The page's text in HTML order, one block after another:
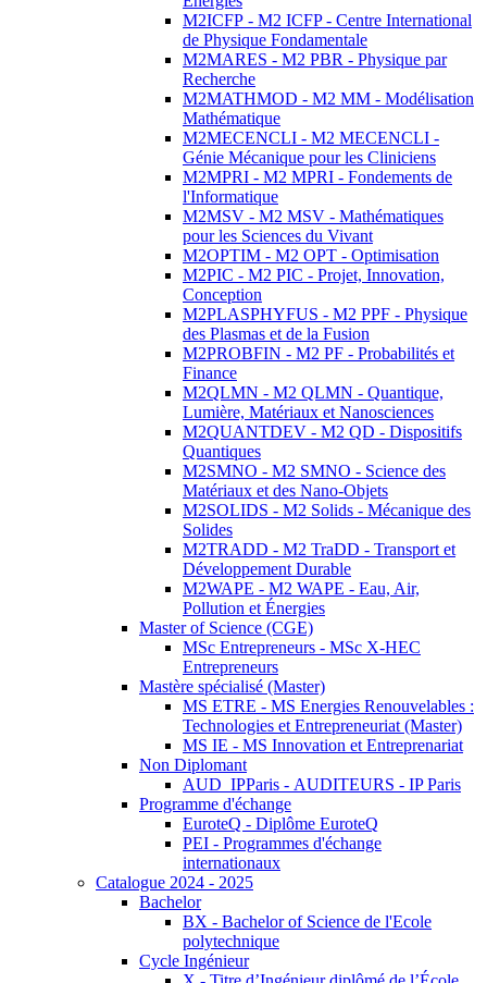
M2ICFP - M2 ICFP - Centre International
de Physique Fondamentale
M2MARES - M2 PBR - Physique par
Recherche
M2MATHMOD - M2 MM - Modélisation
Mathématique
M2MECENCLI - M2 MECENCLI -
Génie Mécanique pour les Cliniciens
M2MPRI - M2 MPRI - Fondements de
l'Informatique
M2MSV - M2 MSV - Mathématiques
pour les Sciences du Vivant
M2OPTIM - M2 OPT - Optimisation
M2PIC - M2 PIC - Projet, Innovation,
Conception
M2PLASPHYFUS - M2 PPF - Physique
des Plasmas et de la Fusion
M2PROBFIN - M2 PF - Probabilités et
Finance
M2QLMN - M2 QLMN - Quantique,
Lumière, Matériaux et Nanosciences
M2QUANTDEV - M2 QD - Dispositifs
Quantiques
M2SMNO - M2 SMNO - Science des
Matériaux et des Nano-Objets
M2SOLIDS - M2 Solids - Mécanique des
Solides
M2TRADD - M2 TraDD - Transport et
Développement Durable
M2WAPE - M2 WAPE - Eau, Air,
Pollution et Énergies
Master of Science (CGE)
MSc Entrepreneurs - MSc X-HEC
Entrepreneurs
Mastère spécialisé (Master)
MS ETRE - MS Energies Renouvelables :
Technologies et Entrepreneuriat (Master)
MS IE - MS Innovation et Entreprenariat
Non Diplomant
AUD_IPParis - AUDITEURS - IP Paris
Programme d'échange
EuroteQ - Diplôme EuroteQ
PEI - Programmes d'échange
internationaux
Catalogue 2024 - 2025
Bachelor
BX - Bachelor of Science de l'Ecole
polytechnique
Cycle Ingénieur